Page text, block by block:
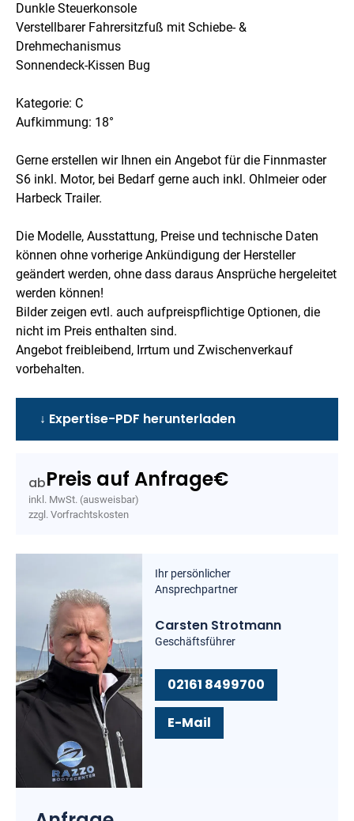
Dunkle Steuerkonsole
Verstellbarer Fahrersitzfuß mit Schiebe- &
Drehmechanismus
Sonnendeck-Kissen Bug
Kategorie: C
Aufkimmung: 18°
Gerne erstellen wir Ihnen ein Angebot für die Finnmaster
S6 inkl. Motor, bei Bedarf gerne auch inkl. Ohlmeier oder
Harbeck Trailer.
Die Modelle, Ausstattung, Preise und technische Daten
können ohne vorherige Ankündigung der Hersteller
geändert werden, ohne dass daraus Ansprüche hergeleitet
werden können!
Bilder zeigen evtl. auch aufpreispflichtige Optionen, die
nicht im Preis enthalten sind.
Angebot freibleibend, Irrtum und Zwischenverkauf
vorbehalten.
↓ Expertise-PDF herunterladen
abPreis auf Anfrage€
inkl. MwSt. (ausweisbar)
zzgl. Vorfrachtskosten
Ihr persönlicher
Ansprechpartner
Carsten Strotmann
Geschäftsführer
02161 8499700
E-Mail